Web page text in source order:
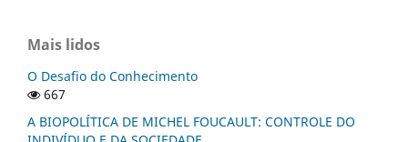
Mais lidos
O Desafio do Conhecimento
667
A BIOPOLÍTICA DE MICHEL FOUCAULT: CONTROLE DO